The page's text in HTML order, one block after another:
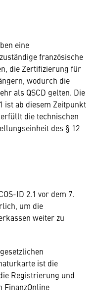
eine
französische
die Zertifizierung für
wodurch die
als QSCD gelten. Die
ist ab diesem Zeitpunkt
die technischen
des § 12
ID 2.1 vor dem 7.
um die
weiter zu
ist die
Registrierung und
FinanzOnline